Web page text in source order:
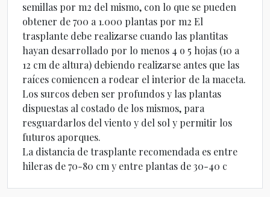
semillas por m2 del mismo, con lo que se pueden
obtener de 700 a 1.000 plantas por m2 El
trasplante debe realizarse cuando las plantitas
hayan desarrollado por lo menos 4 o 5 hojas (10 a
12 cm de altura) debiendo realizarse antes que las
raíces comiencen a rodear el interior de la maceta.
Los surcos deben ser profundos y las plantas
dispuestas al costado de los mismos, para
resguardarlos del viento y del sol y permitir los
futuros aporques.
La distancia de trasplante recomendada es entre
hileras de 70-80 cm y entre plantas de 30-40 c